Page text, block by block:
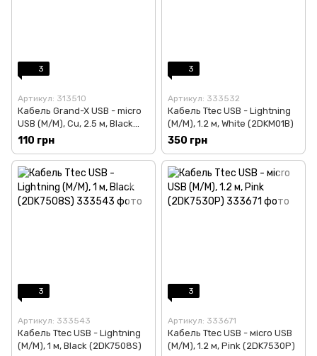
3
Артикул: 313510
Кабель Grand-X USB - micro
USB (M/M), Cu, 2.5 м, Black
(PM025B)
110 грн
3
Артикул: 333532
Кабель Ttec USB - Lightning
(M/M), 1.2 м, White (2DKM01B)
350 грн
3
Артикул: 333543
Кабель Ttec USB - Lightning
(M/M), 1 м, Black (2DK7508S)
3
Артикул: 333671
Кабель Ttec USB - мicro USB
(M/M), 1.2 м, Pink (2DK7530P)